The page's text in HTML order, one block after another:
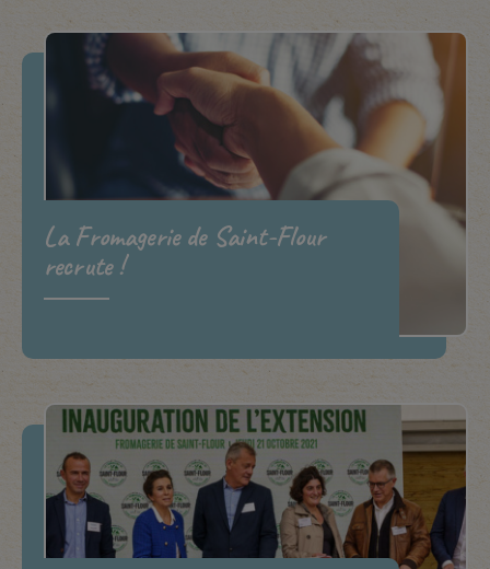
La Fromagerie de Saint-Flour
recrute !